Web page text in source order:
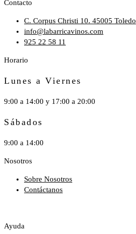
Contacto
C. Corpus Christi 10. 45005 Toledo
info@labarricavinos.com
925 22 58 11
Horario
Lunes a Viernes
9:00 a 14:00 y 17:00 a 20:00
Sábados
9:00 a 14:00
Nosotros
Sobre Nosotros
Contáctanos
Ayuda